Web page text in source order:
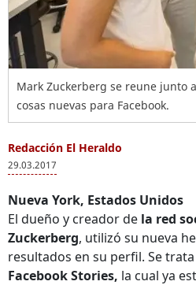
Mark Zuckerberg se reune junto
cosas nuevas para Facebook.
Redacción El Heraldo
29.03.2017
Nueva York, Estados Unidos
El dueño y creador de la red
Zuckerberg, utilizó su nueva
resultados en su perfil. Se
Facebook Stories, la cual ya